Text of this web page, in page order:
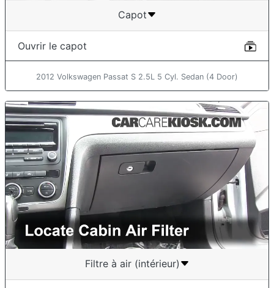
Capot
Ouvrir le capot
2012 Volkswagen Passat S 2.5L 5 Cyl. Sedan (4 Door)
Filtre à air (intérieur)